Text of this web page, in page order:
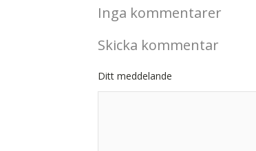
Inga kommentarer
Skicka kommentar
Ditt meddelande